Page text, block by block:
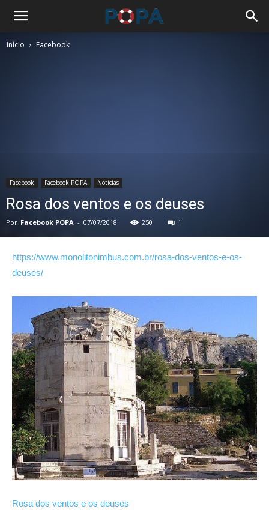
Início Facebook
Facebook Facebook POPA Notícias
Rosa dos ventos e os deuses
Por Facebook POPA - 07/07/2018 250 1
https://www.monolitonimbus.com.br/rosa-dos-ventos-e-os-
deuses/
Rosa dos ventos e os deuses